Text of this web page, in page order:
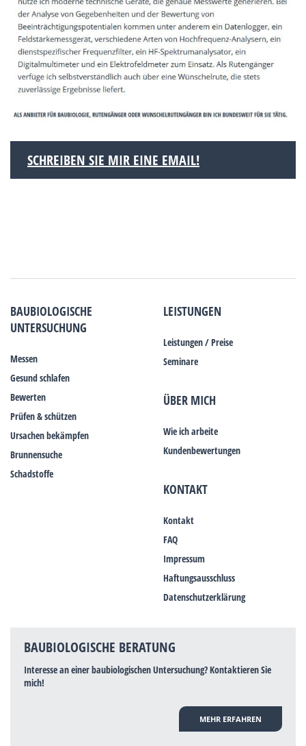
SCHREIBEN SIE MIR EINE EMAIL!
BAUBIOLOGISCHE
UNTERSUCHUNG
Messen
Gesund schlafen
Bewerten
Prüfen & schützen
Ursachen bekämpfen
Brunnensuche
Schadstoffe
LEISTUNGEN
Leistungen / Preise
Seminare
ÜBER MICH
Wie ich arbeite
Kundenbewertungen
KONTAKT
Kontakt
FAQ
Impressum
Haftungsausschluss
Datenschutzerklärung
BAUBIOLOGISCHE BERATUNG
Interesse an einer baubiologischen Untersuchung? Kontaktieren Sie
mich!
MEHR ERFAHREN